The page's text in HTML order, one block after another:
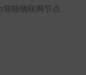
能物联网节点...